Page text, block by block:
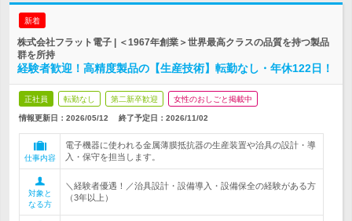
新着
株式会社フラット電子 | ＜1967年創業＞世界最高クラスの品質を持つ製品
群を所持
経験者歓迎！高精度製品の【生産技術】転勤なし・年休122日！
正社員 転勤なし 第二新卒歓迎 女性のおしごと掲載中
情報更新日：2026/05/12 終了予定日： 2026/11/02
仕事内容
電子機器に使われる金属薄膜抵抗器の生産装置や治具の設計・導
入・保守を担当します。
対象と
なる方
＼経験者優遇！／治具設計・設備導入・設備保全の経験がある方
（3年以上）